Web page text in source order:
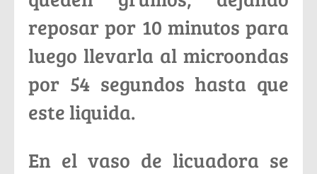
reposar por 10 minutos para
luego llevarla al microondas
por 54 segundos hasta que
este liquida.
En el vaso de licuadora se